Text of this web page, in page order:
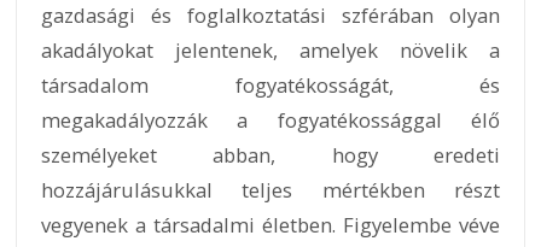
gazdasági és foglalkoztatási szférában olyan
akadályokat jelentenek, amelyek növelik a
társadalom fogyatékosságát, és
megakadályozzák a fogyatékossággal élő
személyeket abban, hogy eredeti
hozzájárulásukkal teljes mértékben részt
vegyenek a társadalmi életben. Figyelembe véve